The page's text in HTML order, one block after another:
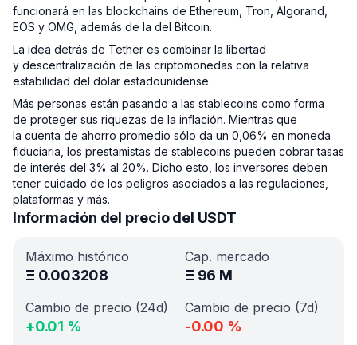
funcionará en las blockchains de Ethereum, Tron, Algorand,
EOS y OMG, además de la del Bitcoin.
La idea detrás de Tether es combinar la libertad
y descentralización de las criptomonedas con la relativa
estabilidad del dólar estadounidense.
Más personas están pasando a las stablecoins como forma
de proteger sus riquezas de la inflación. Mientras que
la cuenta de ahorro promedio sólo da un 0,06% en moneda
fiduciaria, los prestamistas de stablecoins pueden cobrar tasas
de interés del 3% al 20%. Dicho esto, los inversores deben
tener cuidado de los peligros asociados a las regulaciones,
plataformas y más.
Información del precio del USDT
Máximo histórico
Ξ 0.003208
Cap. mercado
Ξ 96 M
Cambio de precio (24d)
+0.01 %
Cambio de precio (7d)
-0.00 %